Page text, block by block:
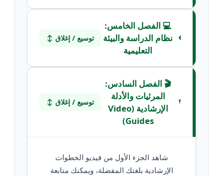
💻 الفصل الخامس:
نظام الدراسة والبيئة
التعليمية
توسيع / إغلاق ↕
🎬 الفصل السادس:
المرئيات والأدلة
الإرشادية (Video
Guides)
توسيع / إغلاق ↕
شاهد الجزء الأول من فيديو الخطوات
الإرشادية بلغتك المفضلة، ويمكنك متابعة